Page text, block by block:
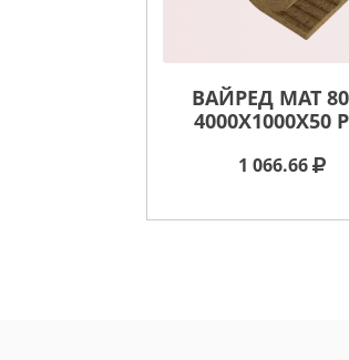
ВАЙРЕД МАТ
4000X1000X50
1 066.66